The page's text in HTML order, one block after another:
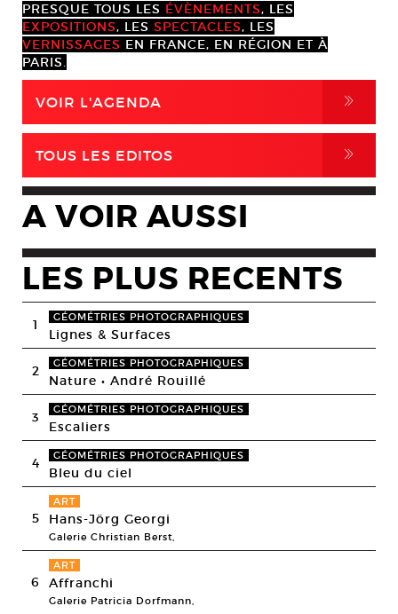
PRESQUE TOUS LES ÉVÈNEMENTS, LES
EXPOSITIONS, LES SPECTACLES, LES
VERNISSAGES EN FRANCE, EN RÉGION ET À
PARIS.
VOIR L'AGENDA ,
TOUS LES EDITOS ,
A VOIR AUSSI
LES PLUS RECENTS
1 GÉOMÉTRIES PHOTOGRAPHIQUES
Lignes & Surfaces
2 GÉOMÉTRIES PHOTOGRAPHIQUES
Nature • André Rouillé
3 GÉOMÉTRIES PHOTOGRAPHIQUES
Escaliers
4 GÉOMÉTRIES PHOTOGRAPHIQUES
Bleu du ciel
5
ART
Hans-Jörg Georgi
Galerie Christian Berst,
6
ART
Affranchi
Galerie Patricia Dorfmann,